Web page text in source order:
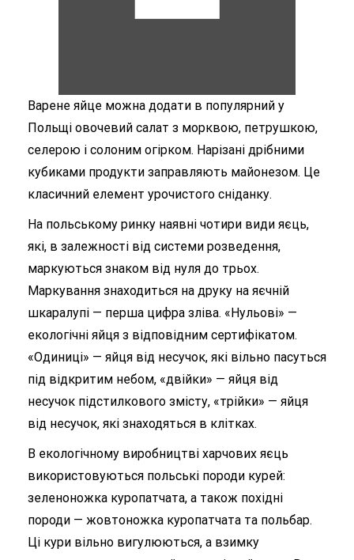
Варене яйце можна додати в популярний у
Польщі овочевий салат з морквою, петрушкою,
селерою і солоним огірком. Нарізані дрібними
кубиками продукти заправляють майонезом. Це
класичний елемент урочистого сніданку.
На польському ринку наявні чотири види яєць,
які, в залежності від системи розведення,
маркуються знаком від нуля до трьох.
Маркування знаходиться на друку на яєчній
шкаралупі — перша цифра зліва. «Нульові» —
екологічні яйця з відповідним сертифікатом.
«Одиниці» — яйця від несучок, які вільно пасуться
під відкритим небом, «двійки» — яйця від
несучок підстилкового змісту, «трійки» — яйця
від несучок, які знаходяться в клітках.
В екологічному виробництві харчових яєць
використовуються польські породи курей:
зеленоножка куропатчата, а також похідні
породи — жовтоножка куропатчата та польбар.
Ці кури вільно вигулюються, а взимку